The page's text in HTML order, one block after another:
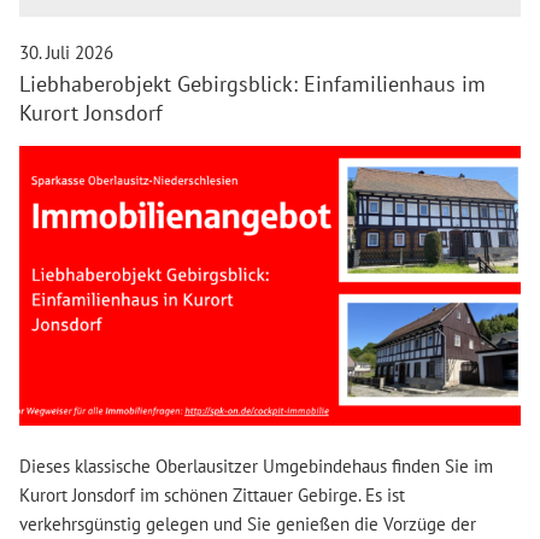
30. Juli 2026
Liebhaberobjekt Gebirgsblick: Einfamilienhaus im
Kurort Jonsdorf
Dieses klassische Oberlausitzer Umgebindehaus finden Sie im
Kurort Jonsdorf im schönen Zittauer Gebirge. Es ist
verkehrsgünstig gelegen und Sie genießen die Vorzüge der